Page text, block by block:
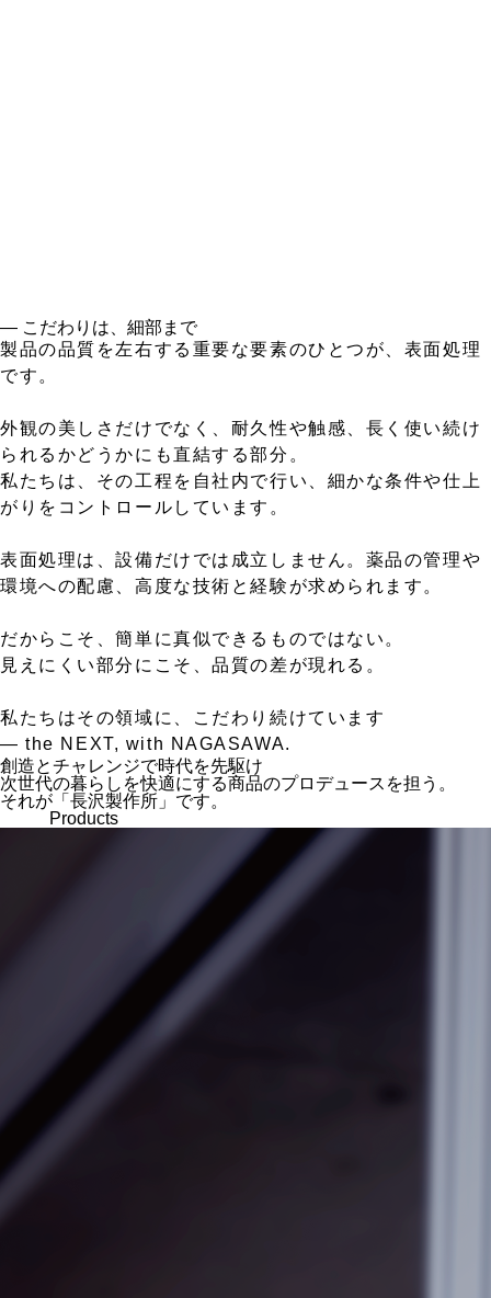
― こだわりは、細部まで
製品の品質を左右する重要な要素のひとつが、表面処理
です。
外観の美しさだけでなく、耐久性や触感、長く使い続け
られるかどうかにも直結する部分。
私たちは、その工程を自社内で行い、細かな条件や仕上
がりをコントロールしています。
表面処理は、設備だけでは成立しません。薬品の管理や
環境への配慮、高度な技術と経験が求められます。
だからこそ、簡単に真似できるものではない。
見えにくい部分にこそ、品質の差が現れる。
私たちはその領域に、こだわり続けています
— the NEXT, with NAGASAWA.
創造とチャレンジで時代を先駆け
次世代の暮らしを快適にする商品のプロデュースを担う。
それが「長沢製作所」です。
Products